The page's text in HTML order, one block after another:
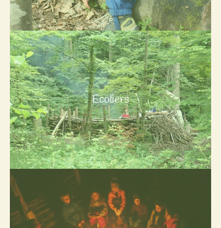
Ecoliers